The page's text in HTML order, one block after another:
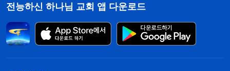
전능하신 하나님 교회 앱 다운로드